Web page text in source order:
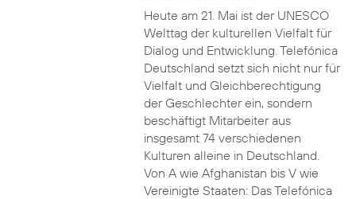
Heute am 21. Mai ist der UNESCO
Welttag der kulturellen Vielfalt für
Dialog und Entwicklung. Telefónica
Deutschland setzt sich nicht nur für
Vielfalt und Gleichberechtigung
der Geschlechter ein, sondern
beschäftigt Mitarbeiter aus
insgesamt 74 verschiedenen
Kulturen alleine in Deutschland.
Von A wie Afghanistan bis V wie
Vereinigte Staaten: Das Telefónica